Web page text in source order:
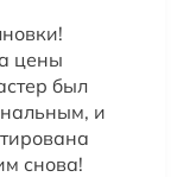
цены
был
и
снова!